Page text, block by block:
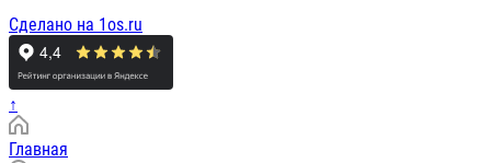
Сделано на 1os.ru
↑
Главная